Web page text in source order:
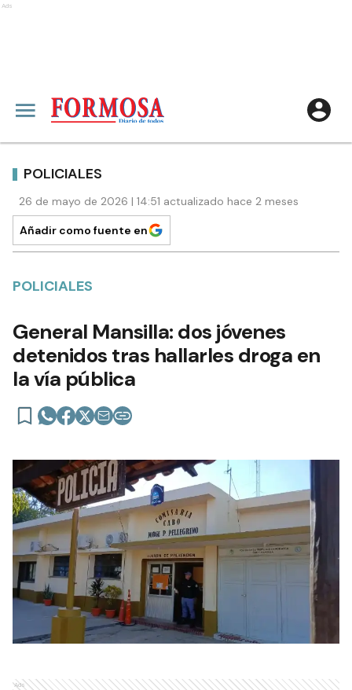
Ads
POLICIALES
26 de mayo de 2026 | 14:51 actualizado hace 2 meses
Añadir como fuente en
POLICIALES
General Mansilla: dos jóvenes
detenidos tras hallarles droga en
la vía pública
Ads